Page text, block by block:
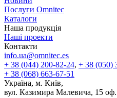
Послуги Omnitec
Каталоги
Наша продукція
Наші проекти
Контакти
info.ua@omnitec.es
+ 38 (044) 200-82-24, + 38 (050)
+ 38 (068) 663-67-51
Україна, м. Київ,
вул. Казимира Малевича, 15